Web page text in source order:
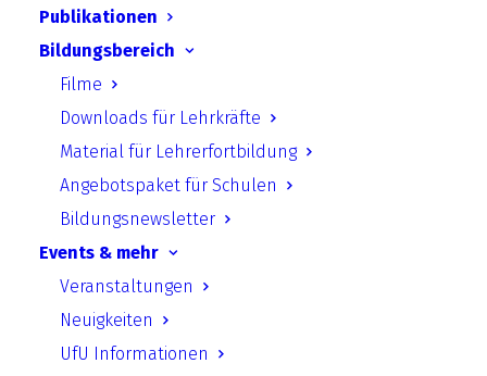
Publikationen
Bildungsbereich
Filme
Downloads für Lehrkräfte
Material für Lehrerfortbildung
Angebotspaket für Schulen
Bildungsnewsletter
Events & mehr
Veranstaltungen
Neuigkeiten
UfU Informationen